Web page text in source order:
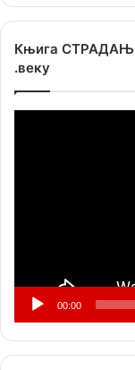
Књига
.веку
00:00